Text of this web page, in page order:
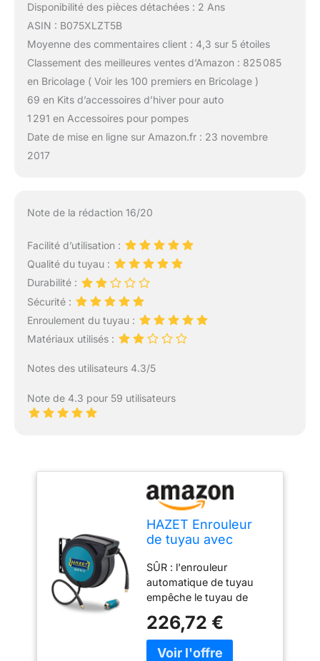
Disponibilité des pièces détachées : 2 Ans
ASIN : B075XLZT5B
Moyenne des commentaires client : 4,3 sur 5 étoiles
Classement des meilleures ventes d’Amazon : 825 085
en Bricolage ( Voir les 100 premiers en Bricolage )
69 en Kits d’accessoires d’hiver pour auto
1 291 en Accessoires pour pompes
Date de mise en ligne sur Amazon.fr : 23 novembre
2017
Note de la rédaction 16/20
Facilité d’utilisation :
Qualité du tuyau :
Durabilité :
Sécurité :
Enroulement du tuyau :
Matériaux utilisés :
Notes des utilisateurs 4.3/5
Note de 4.3 pour 59 utilisateurs
HAZET Enrouleur
de tuyau avec
9040N/2 I avec
fonction Stop at any
point, Enroulement
freiné I convient
pour air comprimé
ou eau
SÛR : l'enrouleur
automatique de tuyau
empêche le tuyau de
dans chaque atelier et
réduit considérablement
le risque d'accident au
226,72 €